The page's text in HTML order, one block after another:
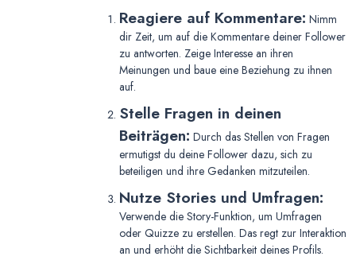
Reagiere auf Kommentare: Nimm
dir Zeit, um auf die Kommentare deiner Follower
zu antworten. Zeige Interesse an ihren
Meinungen und baue eine Beziehung zu ihnen
auf.
Stelle Fragen in deinen
Beiträgen: Durch das Stellen von Fragen
ermutigst du deine Follower dazu, sich zu
beteiligen und ihre Gedanken mitzuteilen.
Nutze Stories und Umfragen:
Verwende die Story-Funktion, um Umfragen
oder Quizze zu erstellen. Das regt zur Interaktion
an und erhöht die Sichtbarkeit deines Profils.